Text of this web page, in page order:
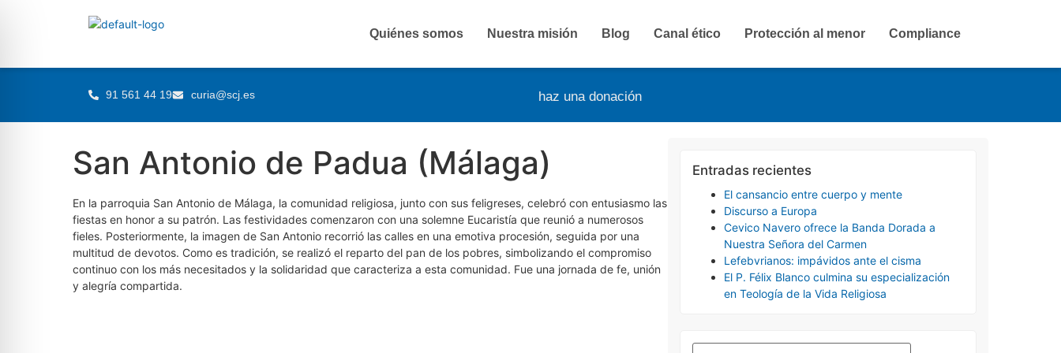
91 561 44 19 curia@scj.es haz una donación
Quiénes somos Nuestra misión Blog Canal ético Protección al menor Compliance
San Antonio de Padua (Málaga)
En la parroquia San Antonio de Málaga, la comunidad religiosa, junto con sus feligreses, celebró con entusiasmo las
fiestas en honor a su patrón. Las festividades comenzaron con una solemne Eucaristía que reunió a numerosos
fieles. Posteriormente, la imagen de San Antonio recorrió las calles en una emotiva procesión, seguida por una
multitud de devotos. Como es tradición, se realizó el reparto del pan de los pobres, simbolizando el compromiso
continuo con los más necesitados y la solidaridad que caracteriza a esta comunidad. Fue una jornada de fe, unión
y alegría compartida.
Entradas recientes
El cansancio entre cuerpo y mente
Discurso a Europa
Cevico Navero ofrece la Banda Dorada a
Nuestra Señora del Carmen
Lefebvrianos: impávidos ante el cisma
El P. Félix Blanco culmina su especialización
en Teología de la Vida Religiosa